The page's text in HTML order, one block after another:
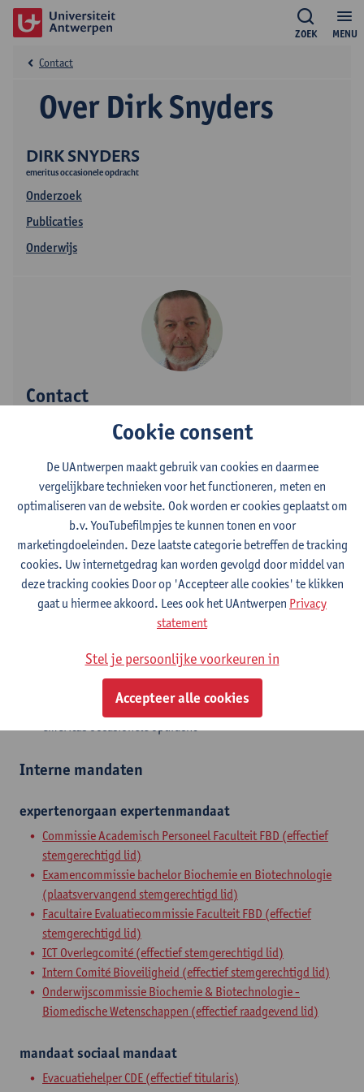
MENU
ZOEK
DIRK SNYDERS
emeritus occasionele opdracht
Onderzoek
Publicaties
Onderwijs
Over Dirk Snyders
Contact
Contact
Campus Drie Eiken
Toon e-mailadres
Universiteitsplein 1
2610 Wilrijk, BEL
Afdeling
Departement Biomedische Wetenschappen
Statuut & functies
emeritus occasionele opdracht
Interne mandaten
expertenorgaan expertenmandaat
Commissie Academisch Personeel Faculteit FBD (effectief
stemgerechtigd lid)
Examencommissie bachelor Biochemie en Biotechnologie
(plaatsvervangend stemgerechtigd lid)
Facultaire Evaluatiecommissie Faculteit FBD (effectief
stemgerechtigd lid)
ICT Overlegcomité (effectief stemgerechtigd lid)
Intern Comité Bioveiligheid (effectief stemgerechtigd lid)
Onderwijscommissie Biochemie & Biotechnologie -
Biomedische Wetenschappen (effectief raadgevend lid)
mandaatsociaal mandaat
Evacuatiehelper CDE (effectief titularis)
Cookie consent
De UAntwerpen maakt gebruik van cookies en daarmee
vergelijkbare technieken voor het functioneren, meten en
optimaliseren van de website. Ook worden er cookies geplaatst om
b.v. YouTubefilmpjes te kunnen tonen en voor
marketingdoeleinden. Deze laatste categorie betreffen de tracking
cookies. Uw internetgedrag kan worden gevolgd door middel van
deze tracking cookies Door op 'Accepteer alle cookies' te klikken
gaat u hiermee akkoord. Lees ook het UAntwerpen Privacy
statement
Stel je persoonlijke voorkeuren in
Accepteer alle cookies